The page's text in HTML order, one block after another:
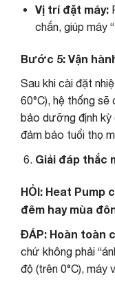
Vị trí đặt máy:
chắn, giúp máy
Bước 5: Vận
Sau khi cài đặt
60°C), hệ thống
bảo dưỡng định kỳ
đảm bảo tuổi thọ
Giải đáp thắc
HỎI: Heat
đêm hay mùa
ĐÁP: Hoàn toàn
chứ không phải
độ (trên 0°C), máy